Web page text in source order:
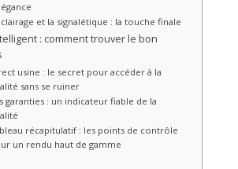
et la signalétique : la touche finale
: comment trouver le bon
usine : le secret pour accéder à la
sans se ruiner
garanties : un indicateur fiable de la
récapitulatif : les points de contrôle
un rendu haut de gamme